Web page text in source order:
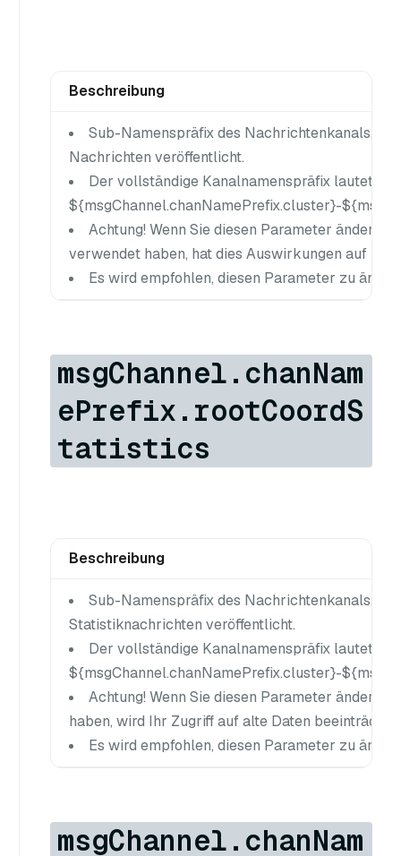
Beschreibung
Sub-Namenspräfix des Nachrichtenkanals, in
Nachrichten veröffentlicht.
Der vollständige Kanalnamenspräfix lautet
${msgChannel.chanNamePrefix.cluster}-
Achtung! Wenn Sie diesen Parameter ändern,
verwendet haben, hat dies Auswirkungen auf
Es wird empfohlen, diesen Parameter zu
msgChannel.chanNam
ePrefix.rootCoordS
tatistics
Beschreibung
Sub-Namenspräfix des Nachrichtenkanals, in
Statistiknachrichten veröffentlicht.
Der vollständige Kanalnamenspräfix lautet
${msgChannel.chanNamePrefix.cluster}-
Achtung! Wenn Sie diesen Parameter ändern,
haben, wird Ihr Zugriff auf alte Daten
Es wird empfohlen, diesen Parameter zu
msgChannel.chanNam